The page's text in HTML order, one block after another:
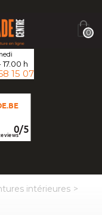
0
h
15 07
0/5
intérieures >